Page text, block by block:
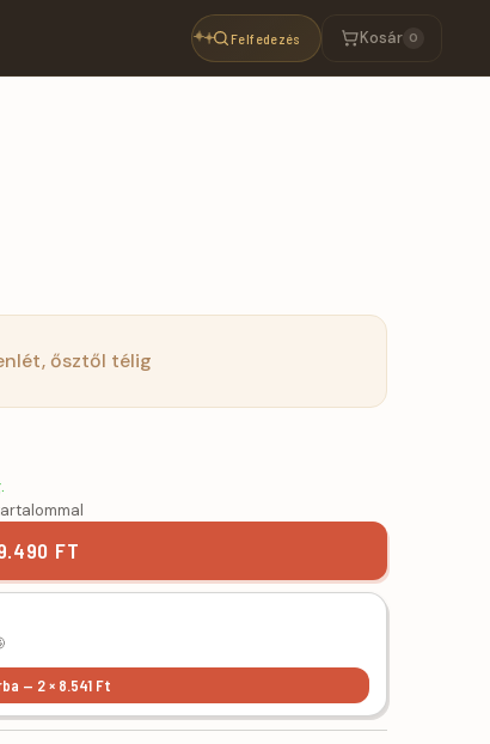
Felfedezés Kosár 0
ősztől télig
FT
— 2 × 8.541 Ft